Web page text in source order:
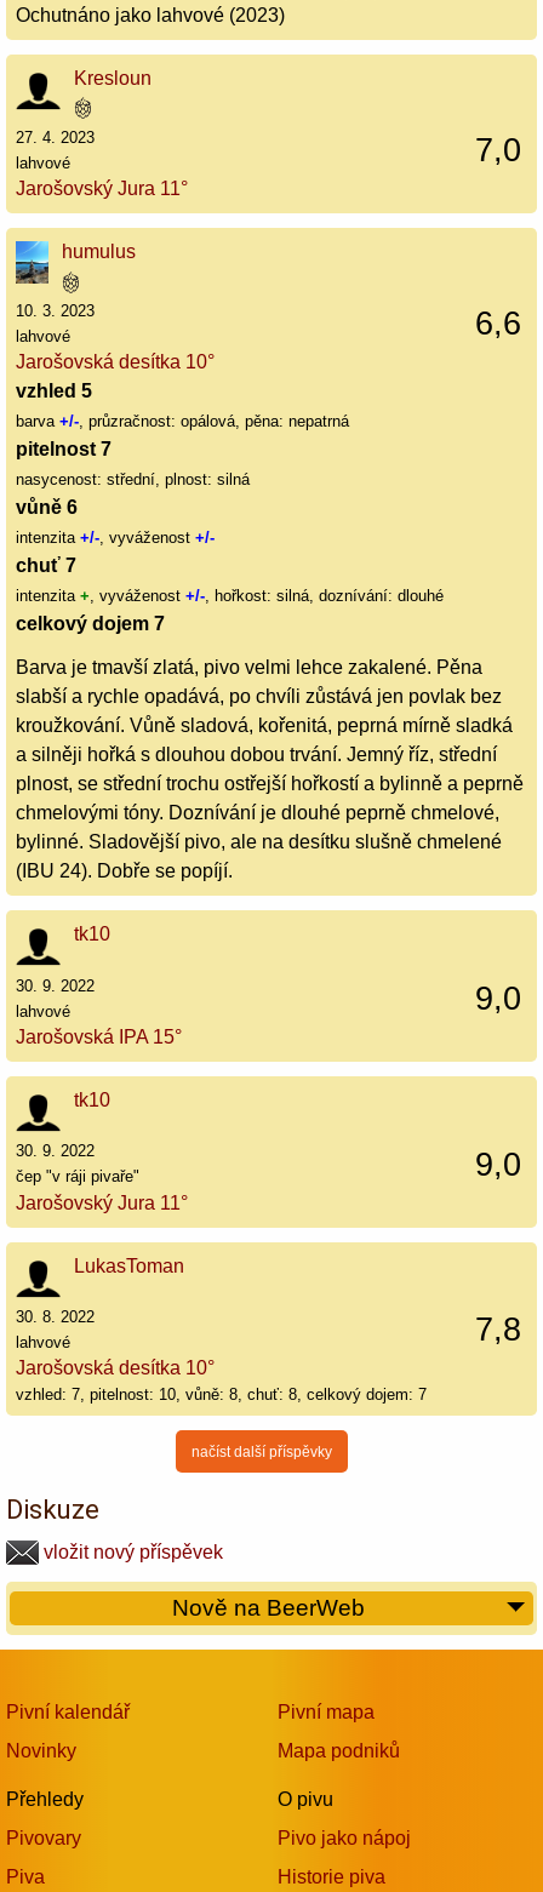
Ochutnáno jako lahvové (2023)
Kresloun
7,0
27. 4. 2023
lahvové
Jarošovský Jura 11°
humulus
6,6
10. 3. 2023
lahvové
Jarošovská desítka 10°
vzhled 5
barva +/- , průzračnost: opálová, pěna: nepatrná
pitelnost 7
nasycenost: střední, plnost: silná
vůně 6
intenzita +/- , vyváženost +/-
chuť 7
intenzita + , vyváženost +/- , hořkost: silná, doznívání: dlouhé
celkový dojem 7
Barva je tmavší zlatá, pivo velmi lehce zakalené. Pěna
slabší a rychle opadává, po chvíli zůstává jen povlak bez
kroužkování. Vůně sladová, kořenitá, peprná mírně sladká
a silněji hořká s dlouhou dobou trvání. Jemný říz, střední
plnost, se střední trochu ostřejší hořkostí a bylinně a peprně
chmelovými tóny. Doznívání je dlouhé peprně chmelové,
bylinné. Sladovější pivo, ale na desítku slušně chmelené
(IBU 24). Dobře se popíjí.
tk10
9,0
30. 9. 2022
lahvové
Jarošovská IPA 15°
tk10
9,0
30. 9. 2022
čep "v ráji pivaře"
Jarošovský Jura 11°
LukasToman
7,8
30. 8. 2022
lahvové
Jarošovská desítka 10°
vzhled: 7, pitelnost: 10, vůně: 8, chuť: 8, celkový dojem: 7
načíst další příspěvky
Diskuze
vložit nový příspěvek
Nově na BeerWeb
Pivní kalendář
Novinky
Přehledy
Pivovary
Piva
Pivní mapa
Mapa podniků
O pivu
Pivo jako nápoj
Historie piva